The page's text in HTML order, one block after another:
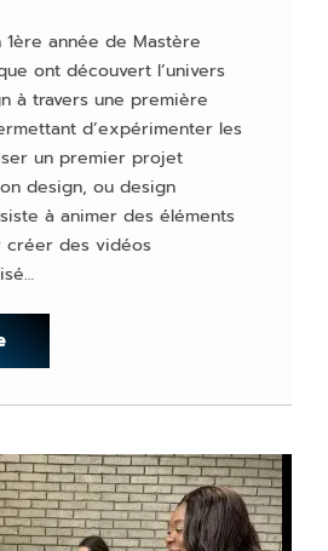
année de Mastère
ont découvert l’univers
à travers une première
d’expérimenter les
un premier projet
design, ou design
à animer des éléments
créer des vidéos